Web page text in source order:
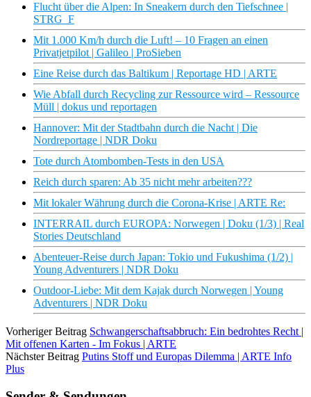
Flucht über die Alpen: In Sneakern durch den Tiefschnee |
STRG_F
Mit 1.000 Km/h durch die Luft! – 10 Fragen an einen
Privatjetpilot | Galileo | ProSieben
Eine Reise durch das Baltikum | Reportage HD | ARTE
Wie Abfall durch Recycling zur Ressource wird – Ressource
Müll | dokus und reportagen
Hannover: Mit der Stadtbahn durch die Nacht | Die
Nordreportage | NDR Doku
Tote durch Atombomben-Tests in den USA
Reich durch sparen: Ab 35 nicht mehr arbeiten???
Mit lokaler Währung durch die Corona-Krise | ARTE Re:
INTERRAIL durch EUROPA: Norwegen | Doku (1/3) | Real
Stories Deutschland
Abenteuer-Reise durch Japan: Tokio und Fukushima (1/2) |
Young Adventurers | NDR Doku
Outdoor-Liebe: Mit dem Kajak durch Norwegen | Young
Adventurers | NDR Doku
Vorheriger Beitrag Schwangerschaftsabbruch: Ein bedrohtes Recht |
Mit offenen Karten - Im Fokus | ARTE
Nächster Beitrag Putins Stoff und Europas Dilemma | ARTE Info
Plus